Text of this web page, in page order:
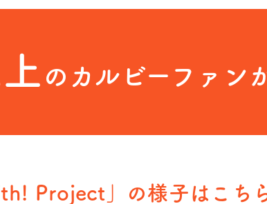
の カルビーファン
Project」の様子はこち